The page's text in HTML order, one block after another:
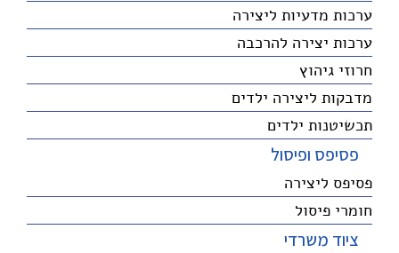
ערכות מדעיות ליצירה
ערכות יצירה להרכבה
חרוזי גיהוץ
מדבקות ליצירה ילדים
תכשיטנות ילדים
פסיפס ופיסול
פסיפס ליצירה
חומרי פיסול
ציוד משרדי